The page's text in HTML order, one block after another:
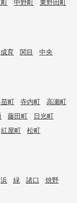
中野町
東野田町
成育 関目
中央
町 寺内町
高瀬町
藤田町
日光町
紅屋町
松町
浜 緑 諸口
焼野